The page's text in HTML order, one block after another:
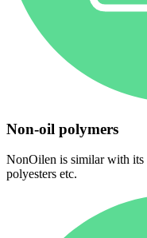
Non-oil polymers
NonOilen is similar with its
polyesters etc.